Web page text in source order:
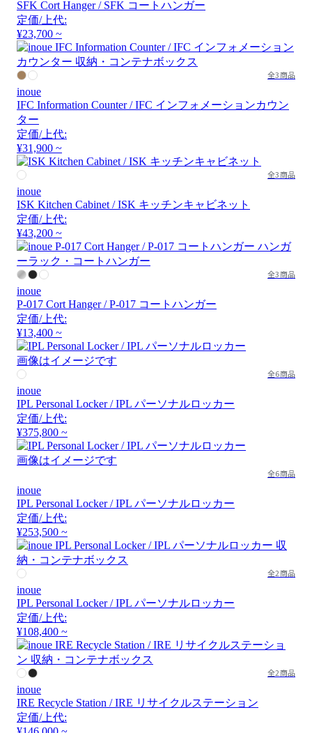
SFK Cort Hanger / SFK コートハンガー
定価/上代:
¥23,700 ~
全3商品
inoue
IFC Information Counter / IFC インフォメーションカウン
ター
定価/上代:
¥31,900 ~
全3商品
inoue
ISK Kitchen Cabinet / ISK キッチンキャビネット
定価/上代:
¥43,200 ~
全3商品
inoue
P-017 Cort Hanger / P-017 コートハンガー
定価/上代:
¥13,400 ~
画像はイメージです
全6商品
inoue
IPL Personal Locker / IPL パーソナルロッカー
定価/上代:
¥375,800 ~
画像はイメージです
全6商品
inoue
IPL Personal Locker / IPL パーソナルロッカー
定価/上代:
¥253,500 ~
全2商品
inoue
IPL Personal Locker / IPL パーソナルロッカー
定価/上代:
¥108,400 ~
全2商品
inoue
IRE Recycle Station / IRE リサイクルステーション
定価/上代: